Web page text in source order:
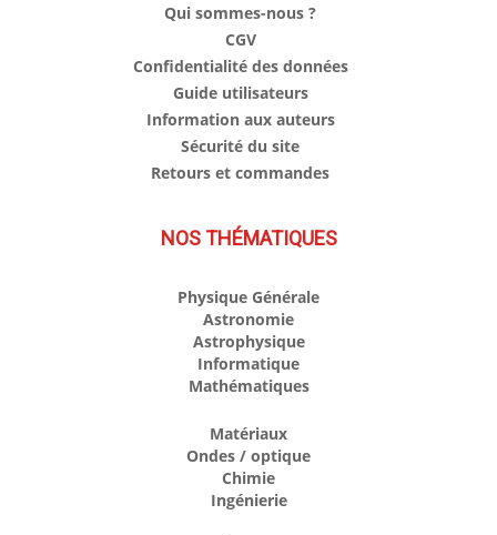
Qui sommes-nous ?
CGV
Confidentialité des données
Guide utilisateurs
Information aux auteurs
Sécurité du site
Retours et commandes
NOS THÉMATIQUES
Physique Générale
Astronomie
Astrophysique
Informatique
Mathématiques
Matériaux
Ondes / optique
Chimie
Ingénierie